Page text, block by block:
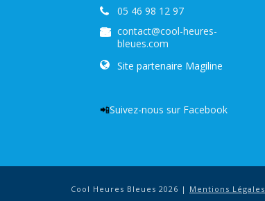
05 46 98 12 97
contact@cool-heures-
bleues.com
Site partenaire Magiline
📲Suivez-nous sur Facebook
Cool Heures Bleues 2026 | Mentions Légales